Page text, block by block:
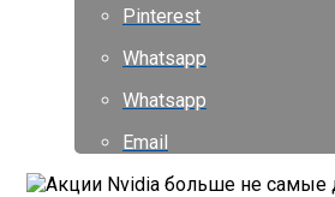
Pinterest
Whatsapp
Whatsapp
Email